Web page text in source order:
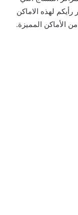
رأيكم لهذه الاماكن
الأماكن المميزة.